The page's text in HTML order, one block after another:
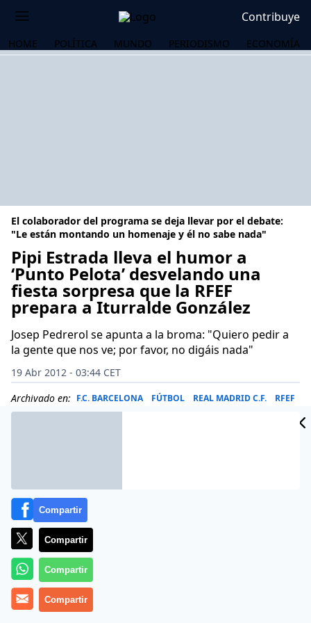
Contribuye
HOME POLÍTICA MUNDO PERIODISMO ECONOMÍA
El colaborador del programa se deja llevar por el debate:
"Le están montando un homenaje y él no sabe nada"
Pipi Estrada lleva el humor a
‘Punto Pelota’ desvelando una
fiesta sorpresa que la RFEF
prepara a Iturralde González
Josep Pedrerol se apunta a la broma: "Quiero pedir a
la gente que nos ve; por favor, no digáis nada"
19 Abr 2012 - 03:44 CET
Archivado en: F.C. BARCELONA FÚTBOL REAL MADRID C.F. RFEF
Compartir
Compartir
Compartir
Compartir